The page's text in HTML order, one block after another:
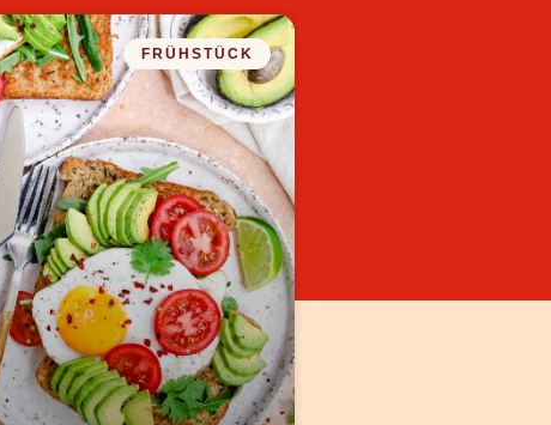
FRÜHSTÜCK